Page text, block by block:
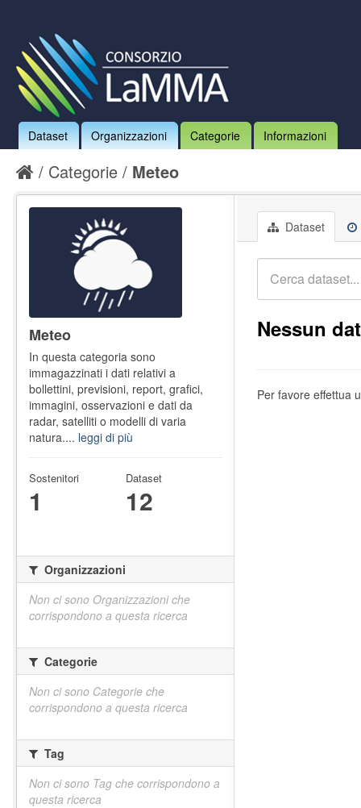
Dataset Organizzazioni Categorie Informazioni
Categorie Meteo
Dataset
Nessun
Per favore effettua
Meteo
In questa categoria sono
immagazzinati i dati relativi a
bollettini, previsioni, report, grafici,
immagini, osservazioni e dati da
radar, satelliti o modelli di varia
natura.... leggi di più
Sostenitori
1
Dataset
12
Organizzazioni
Non ci sono Organizzazioni che
corrispondono a questa ricerca
Categorie
Non ci sono Categorie che
corrispondono a questa ricerca
Tag
Non ci sono Tag che corrispondono a
questa ricerca